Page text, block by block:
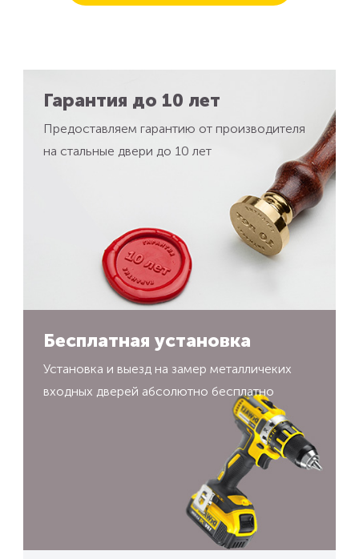
Гарантия до 10 лет
Предоставляем гарантию от производителя
на стальные двери до 10 лет
Бесплатная установка
Установка и выезд на замер металличеких
входных дверей абсолютно бесплатно